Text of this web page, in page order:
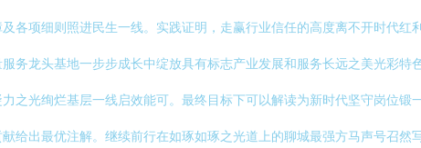
各项细则照进民生一线。实践证明，走赢行业信任的高度离不开时代红
龙头基地一步步成长中绽放具有标志产业发展和服务长远之美光彩特
之光绚烂基层一线启效能可。最终目标下可以解读为新时代坚守岗位锻
给出最优注解。继续前行在如琢如琢之光道上的聊城最强方马声号召然